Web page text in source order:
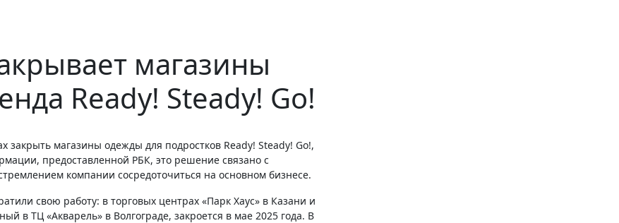
магазины
Ready! Steady! Go!
предоставленной РБК, это решение связано с
компании сосредоточиться на основном бизнесе.
свою работу: в торговых центрах «Парк Хаус» в Казани и
в ТЦ «Акварель» в Волгограде, закроется в мае 2025 года. В